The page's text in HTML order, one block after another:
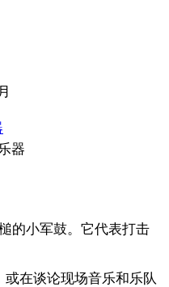
器
的小军鼓。它代表打击
在谈论现场音乐和乐队